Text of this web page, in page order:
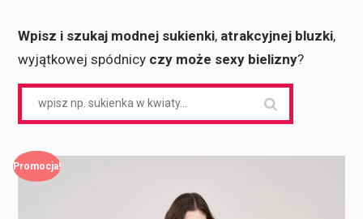
Wpisz i szukaj modnej sukienki, atrakcyjnej bluzki,
wyjątkowej spódnicy czy może sexy bielizny?
Promocja!